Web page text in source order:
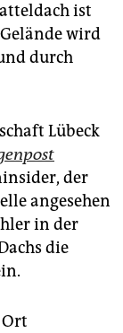
ist
wird
durch
Lübeck
der
angesehen
in der
die
Ort